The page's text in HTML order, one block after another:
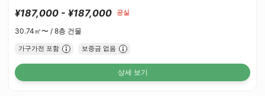
¥187,000 - ¥187,000 공실
30.74㎡〜 / 8층 건물
가구가전 포함 보증금 없음
상세 보기